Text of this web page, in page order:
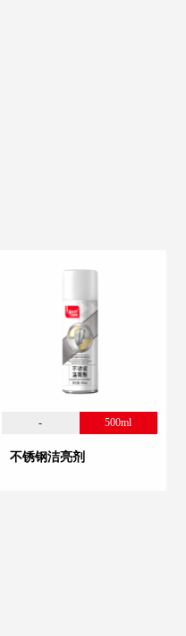
- 500ml
不锈钢洁亮剂